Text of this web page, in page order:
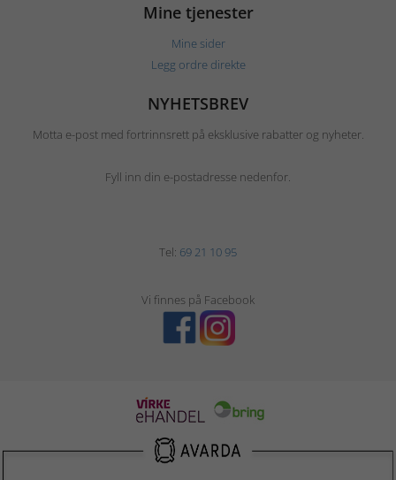
Mine tjenester
Mine sider
Legg ordre direkte
NYHETSBREV
Motta e-post med fortrinnsrett på eksklusive rabatter og nyheter.
Fyll inn din e-postadresse nedenfor.
Tel: 69 21 10 95
Vi finnes på Facebook